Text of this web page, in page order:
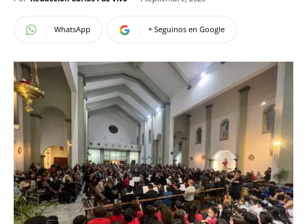
WhatsApp + Seguinos en Google